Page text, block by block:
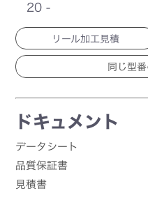
20 -
リール加工見積
ドキュメント
データシート
品質保証書
見積書